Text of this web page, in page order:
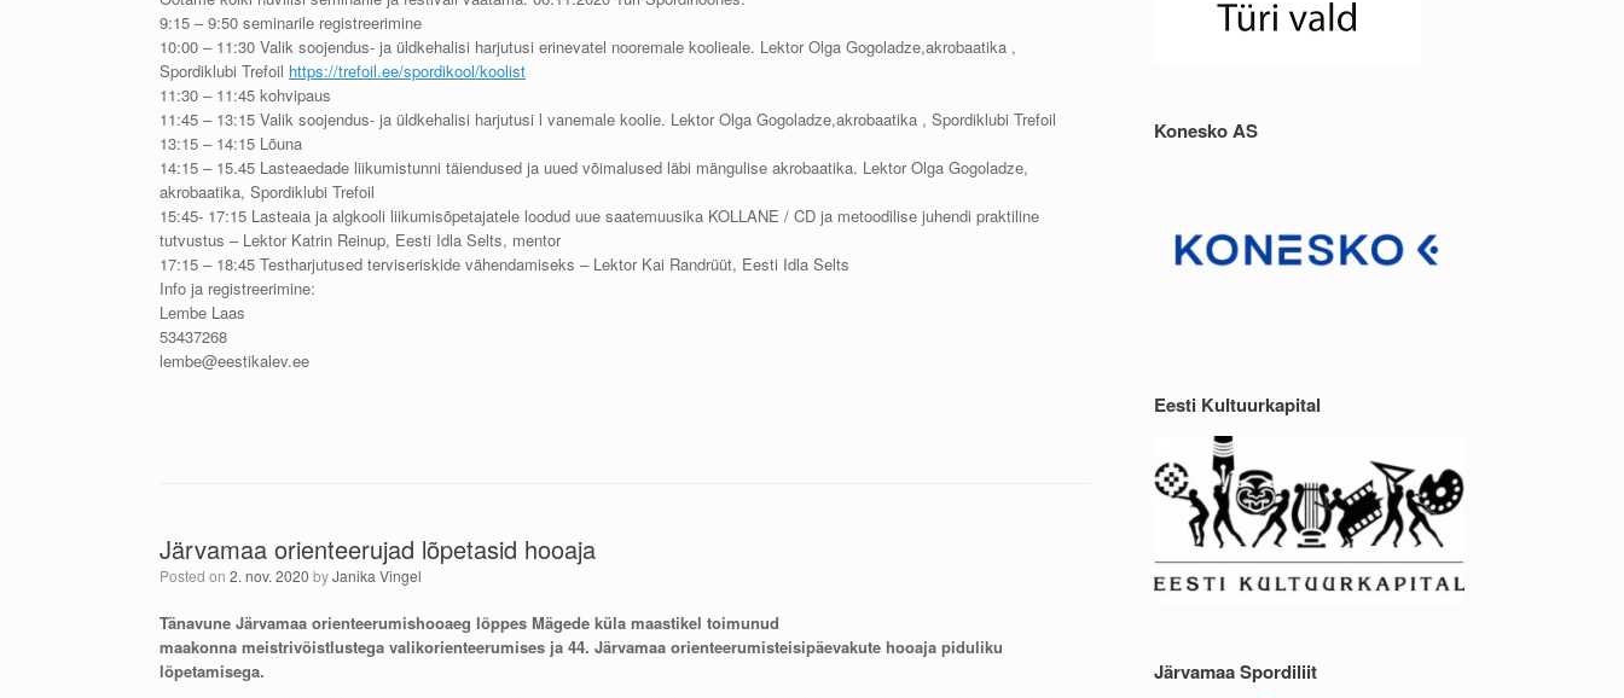
9:15 – 9:50 seminarile registreerimine
10:00 – 11:30 Valik soojendus- ja üldkehalisi harjutusi erinevatel nooremale koolieale. Lektor Olga Gogoladze,akrobaatika ,
Spordiklubi Trefoil https://trefoil.ee/spordikool/koolist
11:30 – 11:45 kohvipaus
11:45 – 13:15 Valik soojendus- ja üldkehalisi harjutusi l vanemale koolie. Lektor Olga Gogoladze,akrobaatika , Spordiklubi Trefoil
13:15 – 14:15 Lõuna
14:15 – 15.45 Lasteaedade liikumistunni täiendused ja uued võimalused läbi mängulise akrobaatika. Lektor Olga Gogoladze,
akrobaatika, Spordiklubi Trefoil
15:45- 17:15 Lasteaia ja algkooli liikumisõpetajatele loodud uue saatemuusika KOLLANE / CD ja metoodilise juhendi praktiline
tutvustus – Lektor Katrin Reinup, Eesti Idla Selts, mentor
17:15 – 18:45 Testharjutused terviseriskide vähendamiseks – Lektor Kai Randrüüt, Eesti Idla Selts
Info ja registreerimine:
Lembe Laas
53437268
lembe@eestikalev.ee
Järvamaa orienteerujad lõpetasid hooaja
Posted on 2. nov. 2020 byJanika Vingel
Tänavune Järvamaa orienteerumishooaeg lõppes Mägede küla maastikel toimunud
maakonna meistrivõistlustega valikorienteerumises ja 44. Järvamaa orienteerumisteisipäevakute hooaja piduliku
lõpetamisega.
Konesko AS
Eesti Kultuurkapital
Järvamaa Spordiliit